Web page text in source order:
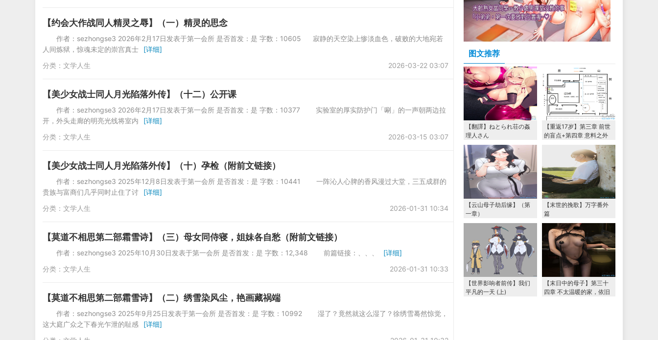
【约会大作战同人精灵之辱】（一）精灵的思念
作者：sezhongse3 2026年2月17日发表于第一会所 是否首发：是 字数：10605 寂静的天空染上惨淡血色，破败的大地宛若
人间炼狱，惊魂未定的崇宫真士
[详细]
2026-03-22 03:07
分类： 文学人生
【美少女战士同人月光陷落外传】（十二）公开课
作者：sezhongse3 2026年2月17日发表于第一会所 是否首发：是 字数：10377 实验室的厚实防护门「唰」的一声朝两边拉
开，外头走廊的明亮光线将室内
[详细]
2026-03-15 03:07
分类： 文学人生
【美少女战士同人月光陷落外传】（十）孕检（附前文链接）
作者：sezhongse3 2025年12月8日发表于第一会所 是否首发：是 字数：10441 一阵沁人心脾的香风漫过大堂，三五成群的
贵族与富商们几乎同时止住了讨
[详细]
2026-01-31 10:34
分类： 文学人生
【莫道不相思第二部霜雪诗】（三）母女同侍寝，姐妹各自愁（附前文链接）
作者：sezhongse3 2025年10月30日发表于第一会所 是否首发：是 字数：12,348 前篇链接：、、、
[详细]
2026-01-31 10:33
分类： 文学人生
【莫道不相思第二部霜雪诗】（二）绣雪染风尘，艳画藏祸端
作者：sezhongse3 2025年9月25日发表于第一会所 是否首发：是 字数：10992 湿了？竟然就这么湿了？徐绣雪蓦然惊觉，
这大庭广众之下春光乍泄的耻感
[详细]
图文推荐
【翻譯】ねとられ荘の姦
理人さん
【重返17岁】第三章 前世
的盲点+第四章 意料之外
的相认+番外篇（本文为女
主第一视角，两万字更
【云山母子劫后缘】（第
一章）
【末世的挽歌】万字番外
篇
【世界影响者前传】我们
平凡的一天 (上)
【末日中的母子】第三十
四章 不太温暖的家，依旧